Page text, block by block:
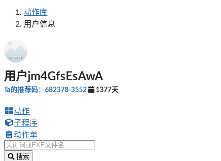
动作库
用户信息
用户jm4GfsEsAwA
Ta的推荐码：682378-3552 1377天
动作
子程序
动作单
搜索